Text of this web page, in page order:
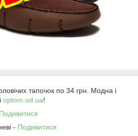
тапочок по 34 грн. Модна і
optom.od.ua!
Подивитися
- Подивитися